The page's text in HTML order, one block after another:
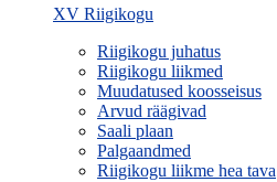
XV Riigikogu
Riigikogu juhatus
Riigikogu liikmed
Muudatused koosseisus
Arvud räägivad
Saali plaan
Palgaandmed
Riigikogu liikme hea tava